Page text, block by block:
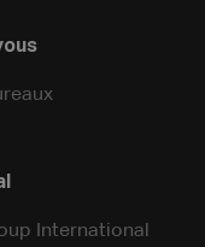
International